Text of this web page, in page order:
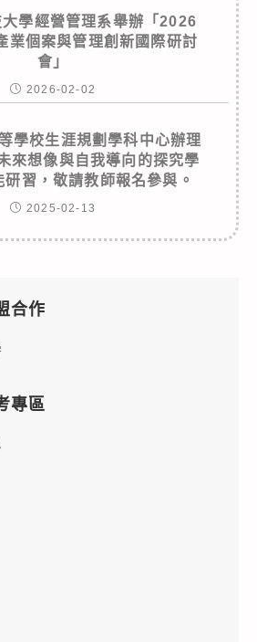
學經營管理系舉辦「2026
業個案與管理創新國際研討
會」
2026-02-02
學校生涯規劃學科中心辦理
來想像與自我導向的探究學
研習，敬請教師報名參與。
2025-02-13
合作
專區